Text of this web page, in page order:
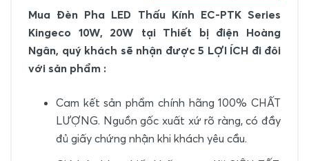
Mua Đèn Pha LED Thấu Kính EC-PTK Series
Kingeco 10W, 20W tại Thiết bị điện Hoàng
Ngân, quý khách sẽ nhận được 5 LỢI ÍCH đi đôi
với sản phẩm :
Cam kết sản phẩm chính hãng 100% CHẤT
LƯỢNG. Nguồn gốc xuất xứ rõ ràng, có đầy
đủ giấy chứng nhận khi khách yêu cầu.